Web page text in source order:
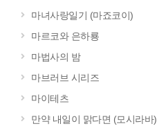
마녀사랑일기 (마죠코이)
마르코와 은하룡
마법사의 밤
마브러브 시리즈
마이테츠
만약 내일이 맑다면 (모시라바)